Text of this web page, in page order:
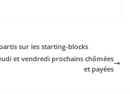
sur les starting-blocks
et vendredi prochains chômées
et payées